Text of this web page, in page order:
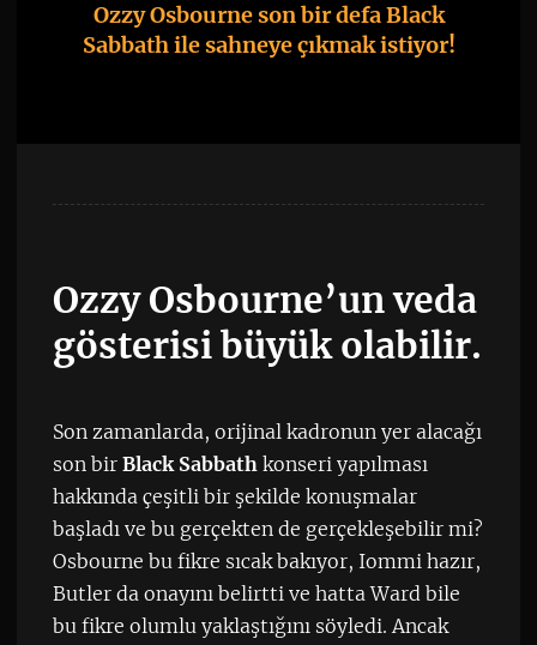
Ozzy Osbourne son bir defa Black
Sabbath ile sahneye çıkmak istiyor!
Ozzy Osbourne’un veda
gösterisi büyük olabilir.
Son zamanlarda, orijinal kadronun yer alacağı
son bir Black Sabbathkonseri yapılması
hakkında çeşitli bir şekilde konuşmalar
başladı ve bu gerçekten de gerçekleşebilir mi?
Osbourne bu fikre sıcak bakıyor, Iommi hazır,
Butler da onayını belirtti ve hatta Ward bile
bu fikre olumlu yaklaştığını söyledi. Ancak